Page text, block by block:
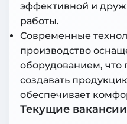
эффективной и
работы.
Современные
производство
оборудованием, что
создавать
обеспечивает
Текущие